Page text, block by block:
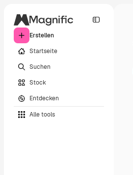
Erstellen
Startseite
Suchen
Stock
Entdecken
Alle tools